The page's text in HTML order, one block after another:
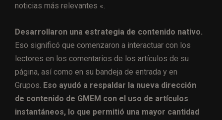
noticias más relevantes «.
Desarrollaron una estrategia de contenido nativo.
Eso significó que comenzaron a interactuar con los
lectores en los comentarios de los artículos de su
página, así como en su bandeja de entrada y en
Grupos. Eso ayudó a respaldar la nueva dirección
de contenido de GMEM con el uso de artículos
instantáneos, lo que permitió una mayor cantidad